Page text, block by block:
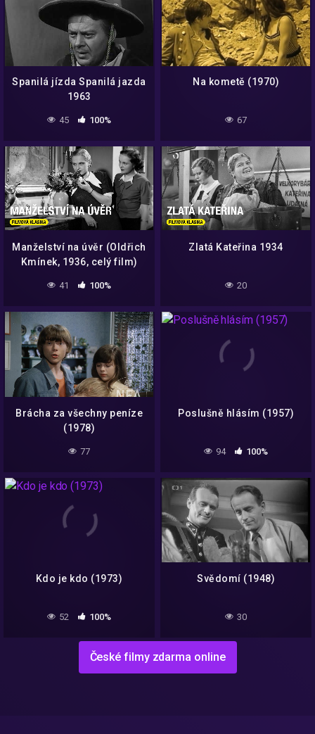
Spanilá jízda Spanilá jazda
1963
45 100%
Na kometě (1970)
67
Manželství na úvěr (Oldřich
Kmínek, 1936, celý film)
41 100%
Zlatá Kateřina 1934
20
Brácha za všechny peníze
(1978)
77
Poslušně hlásím (1957)
94 100%
Kdo je kdo (1973)
52 100%
Svědomí (1948)
30
České filmy zdarma online